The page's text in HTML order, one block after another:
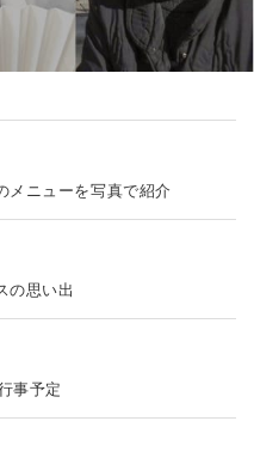
メニューを写真で紹介
の思い出
事予定